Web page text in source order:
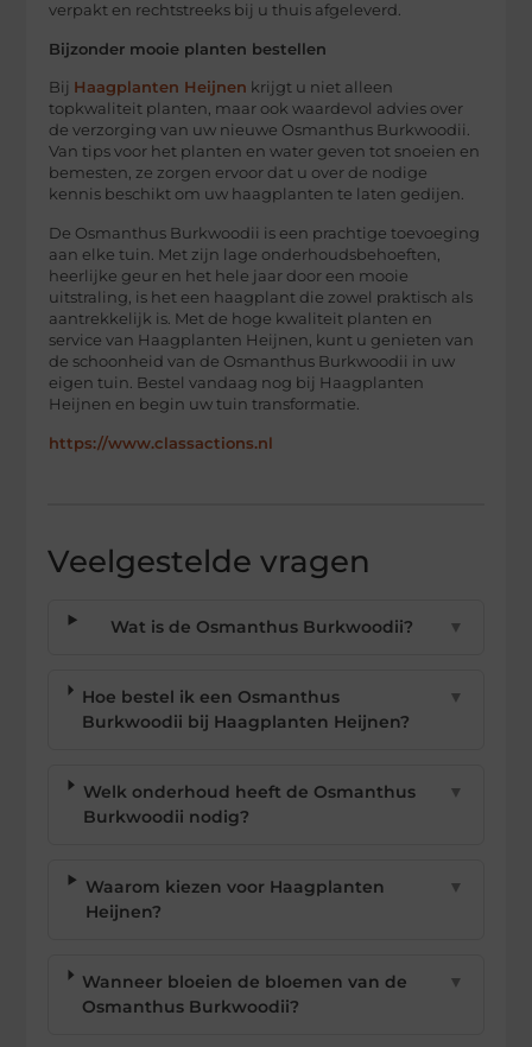
verpakt en rechtstreeks bij u thuis afgeleverd.
Bijzonder mooie planten bestellen
Bij Haagplanten Heijnen krijgt u niet alleen
topkwaliteit planten, maar ook waardevol advies over
de verzorging van uw nieuwe Osmanthus Burkwoodii.
Van tips voor het planten en water geven tot snoeien en
bemesten, ze zorgen ervoor dat u over de nodige
kennis beschikt om uw haagplanten te laten gedijen.
De Osmanthus Burkwoodii is een prachtige toevoeging
aan elke tuin. Met zijn lage onderhoudsbehoeften,
heerlijke geur en het hele jaar door een mooie
uitstraling, is het een haagplant die zowel praktisch als
aantrekkelijk is. Met de hoge kwaliteit planten en
service van Haagplanten Heijnen, kunt u genieten van
de schoonheid van de Osmanthus Burkwoodii in uw
eigen tuin. Bestel vandaag nog bij Haagplanten
Heijnen en begin uw tuin transformatie.
https://www.classactions.nl
Veelgestelde vragen
Wat is de Osmanthus Burkwoodii? ▼
Hoe bestel ik een Osmanthus
Burkwoodii bij Haagplanten Heijnen?
▼
Welk onderhoud heeft de Osmanthus
Burkwoodii nodig?
▼
Waarom kiezen voor Haagplanten
Heijnen?
▼
Wanneer bloeien de bloemen van de
Osmanthus Burkwoodii?
▼